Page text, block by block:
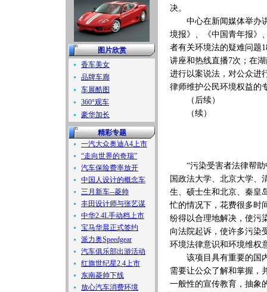
图片欣赏
香车美女
品牌车廊
车展酷图
360°观车
豪华加长
精彩专题
一汽大众奥迪A4上市
“走向世界的奇瑞”
汽车保险费率放开
中国人设计的概念车
三月新车--菱帅
丰田设计师与张艺谋
中华2.4L手动档上市
宝马华晨正式签约
派力奥Speedgear
汽车俱乐部出游活动
红旗世纪星2.4上市
东南菱帅下线
放心汽车消费环境
决。
中心在新闻媒体举办讲
境报》、《中国青年报》
者有关环境法的疑难问题
讲座和热线直播7次；在
进行以案说法，对公众进
律师维护公民环境权益的
（后续）
（续）
“污染受害者法律帮助
国政法大学、北京大学、
生、硕士生和北京、秦皇
忙的情况下，花费很多时
纷得以合理地解决，使污
向法院起诉，使许多污染
环境法律意识和环境维权
该项目具有重要的国内
需要让公众了解和掌握，
一般性的宣传教育，抽象